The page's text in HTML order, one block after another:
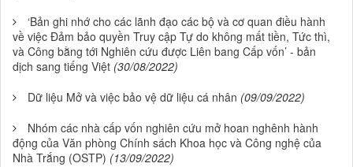
‘Bản ghi nhớ cho các lãnh đạo các bộ và cơ quan điều hành
về việc Đảm bảo quyền Truy cập Tự do không mất tiền, Tức thì,
và Công bằng tới Nghiên cứu được Liên bang Cấp vốn’ - bản
dịch sang tiếng Việt (30/08/2022)
Dữ liệu Mở và việc bảo vệ dữ liệu cá nhân (09/09/2022)
Nhóm các nhà cấp vốn nghiên cứu mở hoan nghênh hành
động của Văn phòng Chính sách Khoa học và Công nghệ của
Nhà Trắng (OSTP) (13/09/2022)